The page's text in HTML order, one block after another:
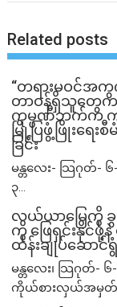
Related posts
“တရားမဝင်အ
တာဝန်ရှိသူတွေက
ကုမ္ပဏီဘက်က က
မြို့ပြဖွံ့ဖြိုးရေ
ခြင်း
မန္တလေး- သြဂုတ်-
၃...
လယ်ယာမြေကို ခွ
ကို ဖြေရှင်းနိုင်ဖို့
ထိန်းချုပ်ဆောင်
မန္တလေး၊ သြဂုတ်-
ကိုယ်စားလှယ်အမှတ် (